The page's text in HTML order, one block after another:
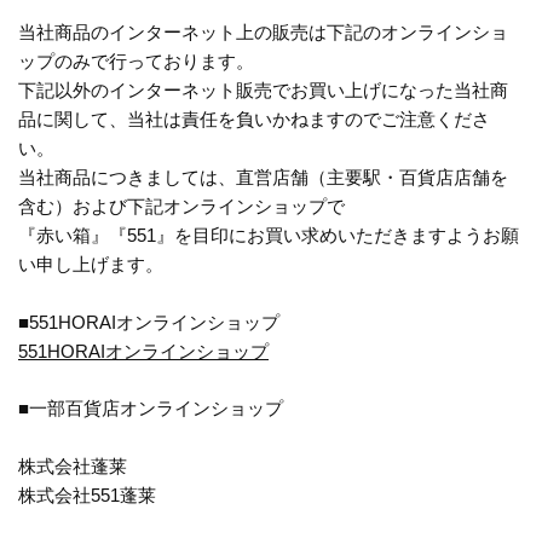
当社商品のインターネット上の販売は下記のオンラインショ
ップのみで行っております。
下記以外のインターネット販売でお買い上げになった当社商
品に関して、当社は責任を負いかねますのでご注意くださ
い。
当社商品につきましては、直営店舗（主要駅・百貨店店舗を
含む）および下記オンラインショップで
『赤い箱』『551』を目印にお買い求めいただきますようお願
い申し上げます。
■551HORAIオンラインショップ
551HORAIオンラインショップ
■一部百貨店オンラインショップ
株式会社蓬莱
株式会社551蓬莱